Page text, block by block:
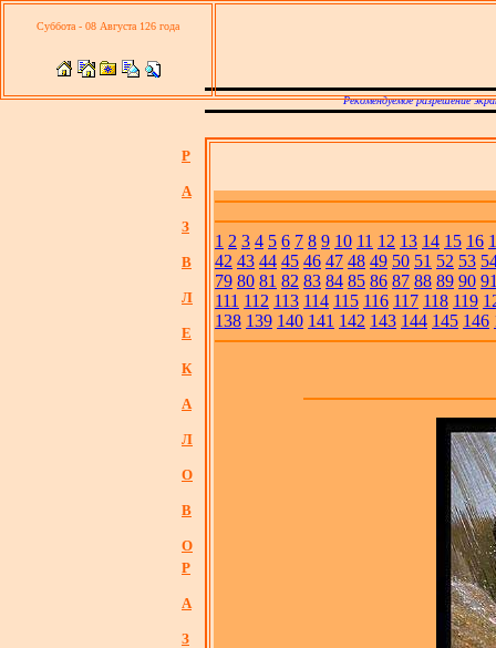
Суббота - 08 Августа 126 года
Р
А
З
В
Л
Е
К
А
Л
О
В
О
Р
А
З
Рекомендуемое разрешение
1 2 3 4 5 6 7 8 9 10 11 12 13 14 15 16
42 43 44 45 46 47 48 49 50 51 52 53
79 80 81 82 83 84 85 86 87 88 89 90
111 112 113 114 115 116 117 118 119
138 139 140 141 142 143 144 145 146